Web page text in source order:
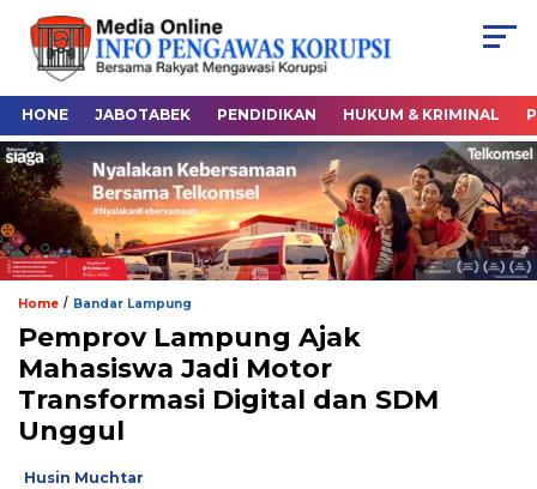
HONE JABOTABEK PENDIDIKAN HUKUM & KRIMINAL
Home / Bandar Lampung
Pemprov Lampung Ajak
Mahasiswa Jadi Motor
Transformasi Digital dan SDM
Unggul
Husin Muchtar